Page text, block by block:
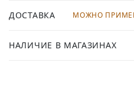
ДОСТАВКА МОЖНО
НАЛИЧИЕ В МАГАЗИНАХ